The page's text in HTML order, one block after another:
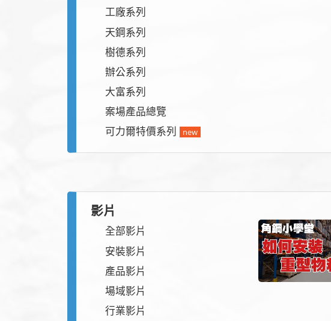
工廠系列
天鋼系列
樹德系列
辦公系列
大富系列
案場產品總覽
可力爾特價系列
new
影片
全部影片
安裝影片
產品影片
場域影片
行業影片